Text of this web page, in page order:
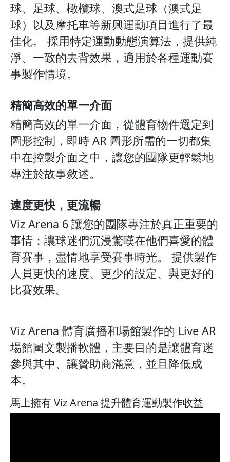
球、足球、橄欖球、澳式足球（澳式足
球）以及摩托車等新興運動項目進行了最
佳化。 採用特定運動動態演算法，提供純
淨、一致的去背效果，適用於各種運動賽
事製作情境。
精簡高效的單一介面
精簡高效的單一介面，從體育物件選定到
圖形控制，即時 AR 圖形所需的一切都集
中在控製介面之中，讓您的團隊更輕鬆地
專注於故事敘述。
速度更快，更流暢
Viz Arena 6 讓您的團隊專注於真正重要的
事情：讓球迷們沉浸驚嘆在他們喜愛的體
育賽事，盡情地享受賽事時光。 提供製作
人員更快的速度、更少的設定、與更好的
比賽效果。
Viz Arena 體育廣播和場館製作的 Live AR
場館圖文製播軟體，主要目的是讓體育迷
參與其中、讓贊助商滿意，並且降低成
本。
馬上擁有 Viz Arena 提升體育運動製作收益